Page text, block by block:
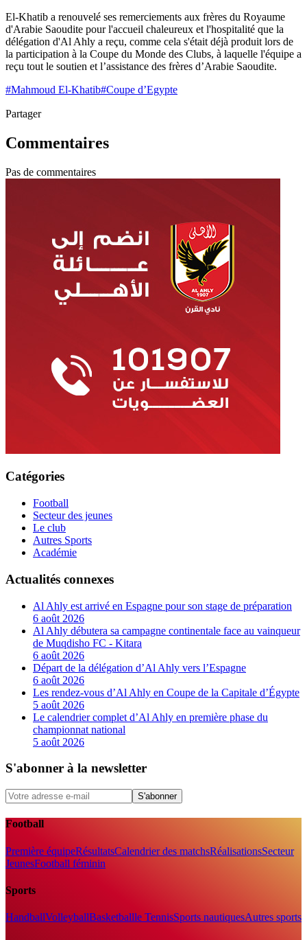
El-Khatib a renouvelé ses remerciements aux frères du Royaume
d'Arabie Saoudite pour l'accueil chaleureux et l'hospitalité que la
délégation d'Al Ahly a reçu, comme cela s'était déjà produit lors de
la participation à la Coupe du Monde des Clubs, à laquelle l'équipe a
reçu tout le soutien et l’assistance des frères d’Arabie Saoudite.
#Mahmoud El-Khatib#Coupe d’Egypte
Partager
Commentaires
Pas de commentaires
Catégories
Football
Secteur des jeunes
Le club
Autres Sports
Académie
Actualités connexes
Al Ahly est arrivé en Espagne pour son stage de préparation
6 août 2026
Al Ahly débutera sa campagne continentale face au vainqueur
de Muqdisho FC - Kitara
6 août 2026
Départ de la délégation d’Al Ahly vers l’Espagne
6 août 2026
Les rendez-vous d’Al Ahly en Coupe de la Capitale d’Égypte
5 août 2026
Le calendrier complet d’Al Ahly en première phase du
championnat national
5 août 2026
S'abonner à la newsletter
S'abonner
Football
Première équipeRésultatsCalendrier des matchsRéalisationsSecteur
JeunesFootball féminin
Sports
HandballVolleyballBasketballle TennisSports nautiquesAutres sports